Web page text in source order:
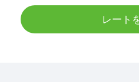
レート